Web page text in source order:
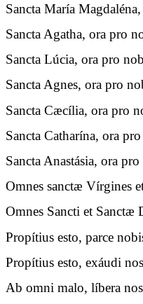
Sancta María
Sancta Agatha, ora pro
Sancta Lúcia, ora pro
Sancta Agnes, ora pro
Sancta Cæcília, ora pro
Sancta Catharína, ora
Sancta Anastásia, ora
Omnes sanctæ Vírgines
Omnes Sancti et Sanctæ
Propítius esto, parce
Propítius esto, exáudi
Ab omni malo, líbera